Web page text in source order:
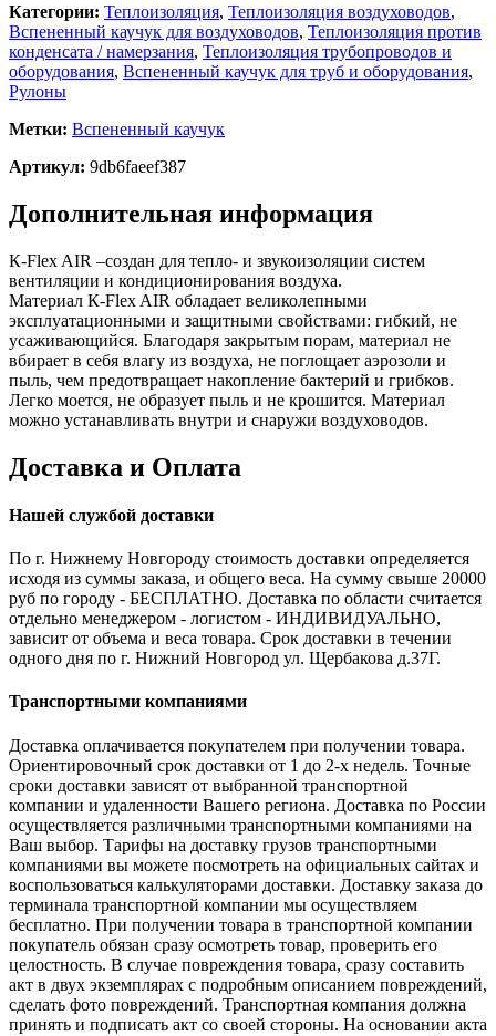
Категории: Теплоизоляция, Теплоизоляция воздуховодов,
Вспененный каучук для воздуховодов, Теплоизоляция против
конденсата / намерзания, Теплоизоляция трубопроводов и
оборудования, Вспененный каучук для труб и оборудования,
Рулоны
Метки: Вспененный каучук
Артикул: 9db6faeef387
Дополнительная информация
К-Flex AIR –создан для тепло- и звукоизоляции систем
вентиляции и кондиционирования воздуха.
Материал К-Flex AIR обладает великолепными
эксплуатационными и защитными свойствами: гибкий, не
усаживающийся. Благодаря закрытым порам, материал не
вбирает в себя влагу из воздуха, не поглощает аэрозоли и
пыль, чем предотвращает накопление бактерий и грибков.
Легко моется, не образует пыль и не крошится. Материал
можно устанавливать внутри и снаружи воздуховодов.
Доставка и Оплата
Нашей службой доставки
По г. Нижнему Новгороду стоимость доставки определяется
исходя из суммы заказа, и общего веса. На сумму свыше 20000
руб по городу - БЕСПЛАТНО. Доставка по области считается
отдельно менеджером - логистом - ИНДИВИДУАЛЬНО,
зависит от объема и веса товара. Срок доставки в течении
одного дня по г. Нижний Новгород ул. Щербакова д.37Г.
Транспортными компаниями
Доставка оплачивается покупателем при получении товара.
Ориентировочный срок доставки от 1 до 2-х недель. Точные
сроки доставки зависят от выбранной транспортной
компании и удаленности Вашего региона. Доставка по России
осуществляется различными транспортными компаниями на
Ваш выбор. Тарифы на доставку грузов транспортными
компаниями вы можете посмотреть на официальных сайтах и
воспользоваться калькуляторами доставки. Доставку заказа до
терминала транспортной компании мы осуществляем
бесплатно. При получении товара в транспортной компании
покупатель обязан сразу осмотреть товар, проверить его
целостность. В случае повреждения товара, сразу составить
акт в двух экземплярах с подробным описанием повреждений,
сделать фото повреждений. Транспортная компания должна
принять и подписать акт со своей стороны. На основании акта